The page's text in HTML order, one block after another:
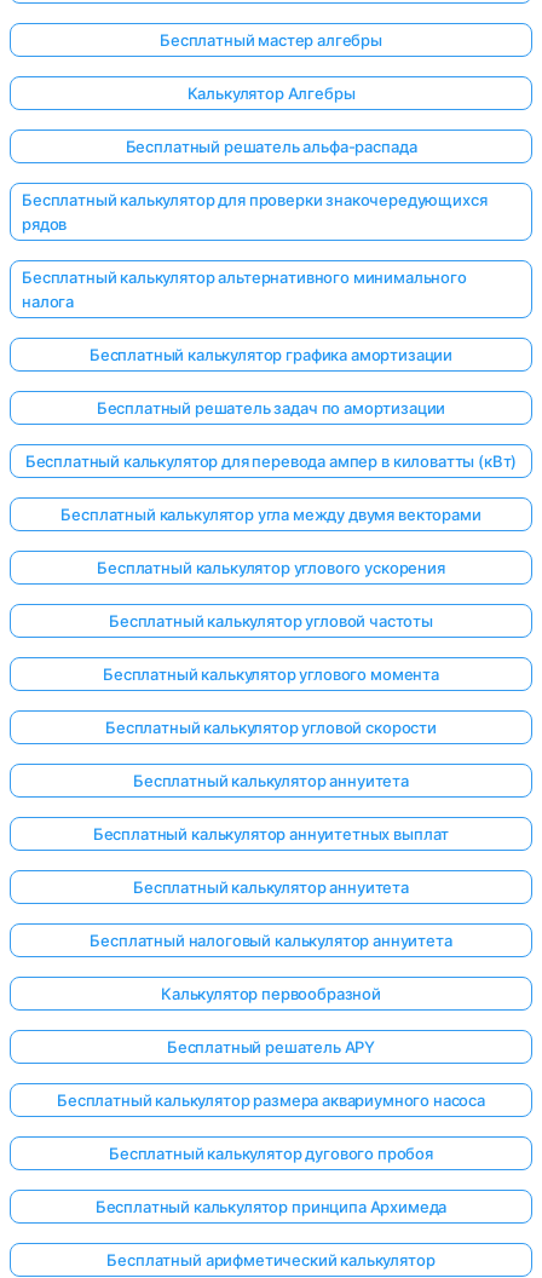
Бесплатный мастер алгебры
Калькулятор Алгебры
Бесплатный решатель альфа-распада
Бесплатный калькулятор для проверки знакочередующихся
рядов
Бесплатный калькулятор альтернативного минимального
налога
Бесплатный калькулятор графика амортизации
Бесплатный решатель задач по амортизации
Бесплатный калькулятор для перевода ампер в киловатты (кВт)
Бесплатный калькулятор угла между двумя векторами
Бесплатный калькулятор углового ускорения
Бесплатный калькулятор угловой частоты
Бесплатный калькулятор углового момента
Бесплатный калькулятор угловой скорости
Бесплатный калькулятор аннуитета
Бесплатный калькулятор аннуитетных выплат
Бесплатный калькулятор аннуитета
Бесплатный налоговый калькулятор аннуитета
Калькулятор первообразной
Бесплатный решатель APY
Бесплатный калькулятор размера аквариумного насоса
Бесплатный калькулятор дугового пробоя
Бесплатный калькулятор принципа Архимеда
Бесплатный арифметический калькулятор